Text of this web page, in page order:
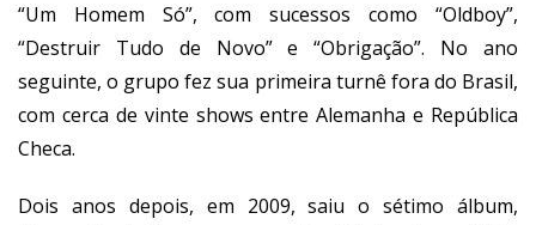
“Um Homem Só”, com sucessos como “Oldboy”,
“Destruir Tudo de Novo” e “Obrigação”. No ano
seguinte, o grupo fez sua primeira turnê fora do Brasil,
com cerca de vinte shows entre Alemanha e República
Checa.
Dois anos depois, em 2009, saiu o sétimo álbum,